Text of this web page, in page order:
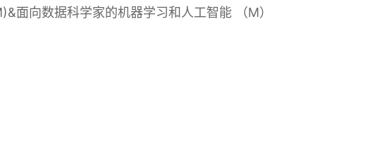
面向数据科学家的机器学习和人工智能 （M）